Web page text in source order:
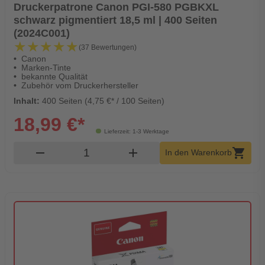
Druckerpatrone Canon PGI-580 PGBKXL
schwarz pigmentiert 18,5 ml | 400 Seiten
(2024C001)
★★★★★
★★★★★ (37 Bewertungen)
Canon
Marken-Tinte
bekannte Qualität
Zubehör vom Druckerhersteller
Inhalt: 400 Seiten (4,75 €* / 100 Seiten)
Lieferzeit: 1-3 Werktage
18,99 €*
remove Produkt Warenkorb Menge
add In den Warenkorbshopping_cart